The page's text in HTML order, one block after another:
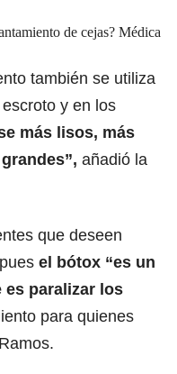
de cejas? Médica
también se utiliza
y en los
más lisos, más
añadió la
que deseen
el bótox “es un
es paralizar los
para quienes